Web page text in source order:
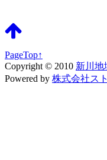
PageTop↑
Copyright © 2010 新川地
Powered by 株式会社ス